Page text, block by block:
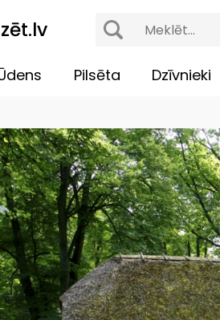
Pilsēta Dzīvnieki